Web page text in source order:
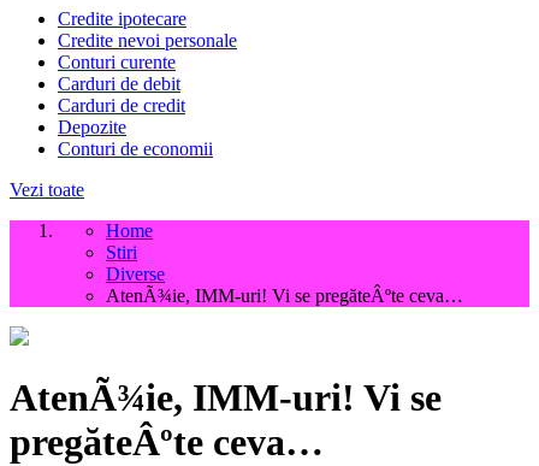
Credite ipotecare
Credite nevoi personale
Conturi curente
Carduri de debit
Carduri de credit
Depozite
Conturi de economii
Vezi toate
Home
Stiri
Diverse
AtenÃ¾ie, IMM-uri! Vi se pregăteÂºte ceva…
AtenÃ¾ie, IMM-uri! Vi se
pregăteÂºte ceva…